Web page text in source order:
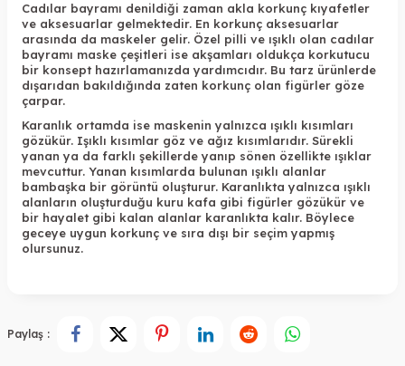
Cadılar bayramı denildiği zaman akla korkunç kıyafetler
ve aksesuarlar gelmektedir. En korkunç aksesuarlar
arasında da maskeler gelir. Özel pilli ve ışıklı olan cadılar
bayramı maske çeşitleri ise akşamları oldukça korkutucu
bir konsept hazırlamanızda yardımcıdır. Bu tarz ürünlerde
dışarıdan bakıldığında zaten korkunç olan figürler göze
çarpar.
Karanlık ortamda ise maskenin yalnızca ışıklı kısımları
gözükür. Işıklı kısımlar göz ve ağız kısımlarıdır. Sürekli
yanan ya da farklı şekillerde yanıp sönen özellikte ışıklar
mevcuttur. Yanan kısımlarda bulunan ışıklı alanlar
bambaşka bir görüntü oluşturur. Karanlıkta yalnızca ışıklı
alanların oluşturduğu kuru kafa gibi figürler gözükür ve
bir hayalet gibi kalan alanlar karanlıkta kalır. Böylece
geceye uygun korkunç ve sıra dışı bir seçim yapmış
olursunuz.
Paylaş :